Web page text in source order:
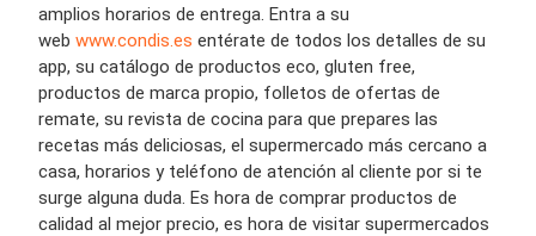
amplios horarios de entrega. Entra a su
web www.condis.es entérate de todos los detalles de su
app, su catálogo de productos eco, gluten free,
productos de marca propio, folletos de ofertas de
remate, su revista de cocina para que prepares las
recetas más deliciosas, el supermercado más cercano a
casa, horarios y teléfono de atención al cliente por si te
surge alguna duda. Es hora de comprar productos de
calidad al mejor precio, es hora de visitar supermercados